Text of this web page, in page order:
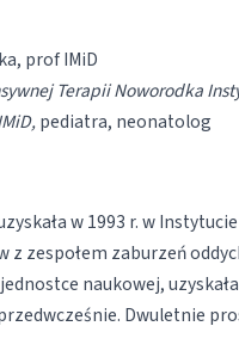
prof IMiD
Terapii Noworodka
pediatra, neonatolog
w 1993 r. w
zespołem zaburzeń
jednostce naukowej,
Dwuletnie